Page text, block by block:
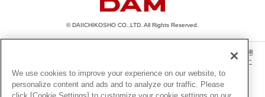
© DAIICHIKOSHO CO.,LTD. All Rights Reserved.
このサイトに掲載されている一切の文章・画像・写真・動画・音声等を、手段や形態
を問わず、著作権法の定める範囲を超えて無断で複製、転載、ファイル化などするこ
とを禁じます。
楽曲及びコンテンツは、機種によりご利用いただけない場合があります。
We use cookies to improve your experience on our website, to
personalize content and ads and to analyze our traffic. Please